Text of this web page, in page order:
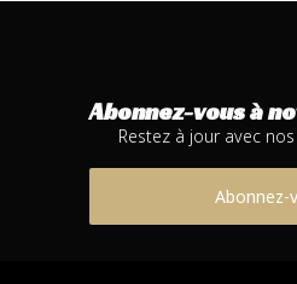
Abonnez-vous à
Restez à jour avec
Abonnez-